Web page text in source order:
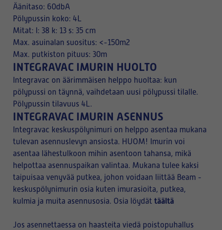
Äänitaso: 60dbA
Pölypussin koko: 4L
Mitat: l: 38 k: 13 s: 35 cm
Max. asuinalan suositus: <-150m2
Max. putkiston pituus: 30m
INTEGRAVAC IMURIN HUOLTO
Integravac on äärimmäisen helppo huoltaa: kun
pölypussi on täynnä, vaihdetaan uusi pölypussi tilalle.
Pölypussin tilavuus 4L.
INTEGRAVAC IMURIN ASENNUS
Integravac keskuspölynimuri on helppo asentaa mukana
tulevan asennuslevyn ansiosta. HUOM! Imurin voi
asentaa lähestulkoon mihin asentoon tahansa, mikä
helpottaa asennuspaikan valintaa. Mukana tulee kaksi
taipuisaa venyvää putkea, johon voidaan liittää Beam -
keskuspölynimurin osia kuten imurasioita, putkea,
kulmia ja muita asennusosia. Osia löydät täältä
Jos asennettaessa on haasteita viedä poistopuhallus